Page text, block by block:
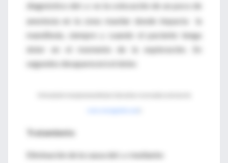
diagnóstico del
es la colocación de un poco de
anestesia en la zona maxilar donde impacta la
mandíbula, siempre y cuando el paciente tenga
dolor en el momento de la exploración. En
segundos desaparecerá el dolor.
Tratamiento
Eliminación de la causa del
mediante: